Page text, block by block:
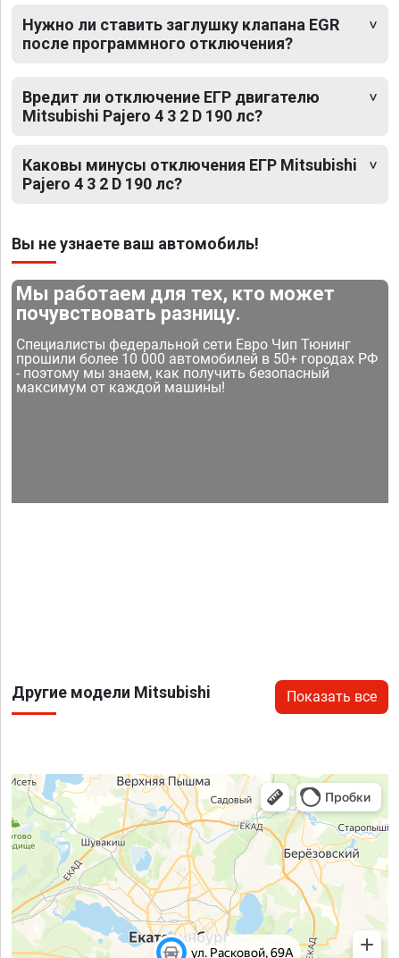
Нужно ли ставить заглушку клапана EGR
после программного отключения?
Вредит ли отключение ЕГР двигателю
Mitsubishi Pajero 4 3 2 D 190 лс?
Каковы минусы отключения ЕГР Mitsubishi
Pajero 4 3 2 D 190 лс?
Вы не узнаете ваш автомобиль!
Мы работаем для тех, кто может
почувствовать разницу.
Специалисты федеральной сети Евро Чип Тюнинг
прошили более 10 000 автомобилей в 50+ городах РФ
- поэтому мы знаем, как получить безопасный
максимум от каждой машины!
Другие модели Mitsubishi Показать все